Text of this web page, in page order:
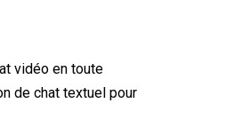
vidéo en toute
de chat textuel pour